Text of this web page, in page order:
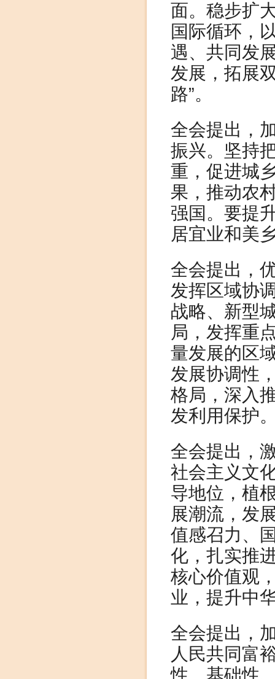
面。稳步扩
国际循环，
遇、共同发
发展，拓展
路”。
全会提出，
振兴。坚持
重，促进城
果，推动农
强国。要提
居宜业和美
全会提出，
发挥区域协
战略、新型
局，发挥重
量发展的区
发展协调性
格局，深入
发利用保护
全会提出，
社会主义文
导地位，植
展潮流，发
值感召力、
化，扎实推
核心价值观
业，提升中
全会提出，
人民共同富
性、基础性